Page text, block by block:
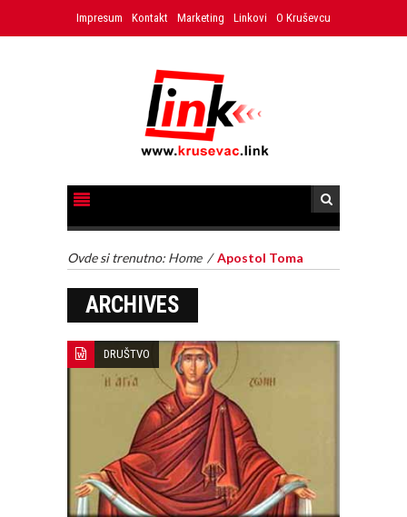
Impresum Kontakt Marketing Linkovi O Kruševcu
Ovde si trenutno: Home /Apostol Toma
ARCHIVES
DRUŠTVO